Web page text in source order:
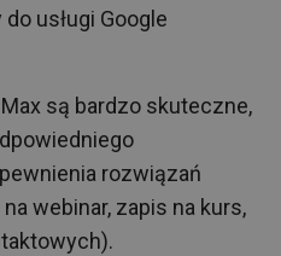
usługi Google
są bardzo skuteczne,
rozwiązań
webinar, zapis na kurs,